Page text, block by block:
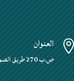
العنوان
ص.ب 270 طريق الصومعة البليدة